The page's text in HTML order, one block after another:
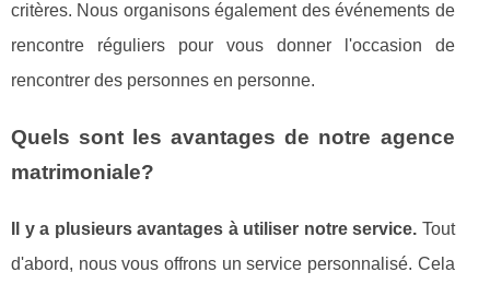
critères. Nous organisons également des événements de
rencontre réguliers pour vous donner l'occasion de
rencontrer des personnes en personne.
Quels sont les avantages de notre agence
matrimoniale?
Il y a plusieurs avantages à utiliser notre service. Tout
d'abord, nous vous offrons un service personnalisé. Cela